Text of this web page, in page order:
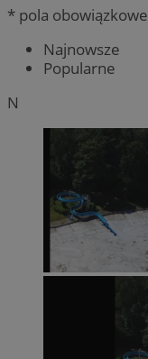
* pola obowiązkowe
Najnowsze
Popularne
N